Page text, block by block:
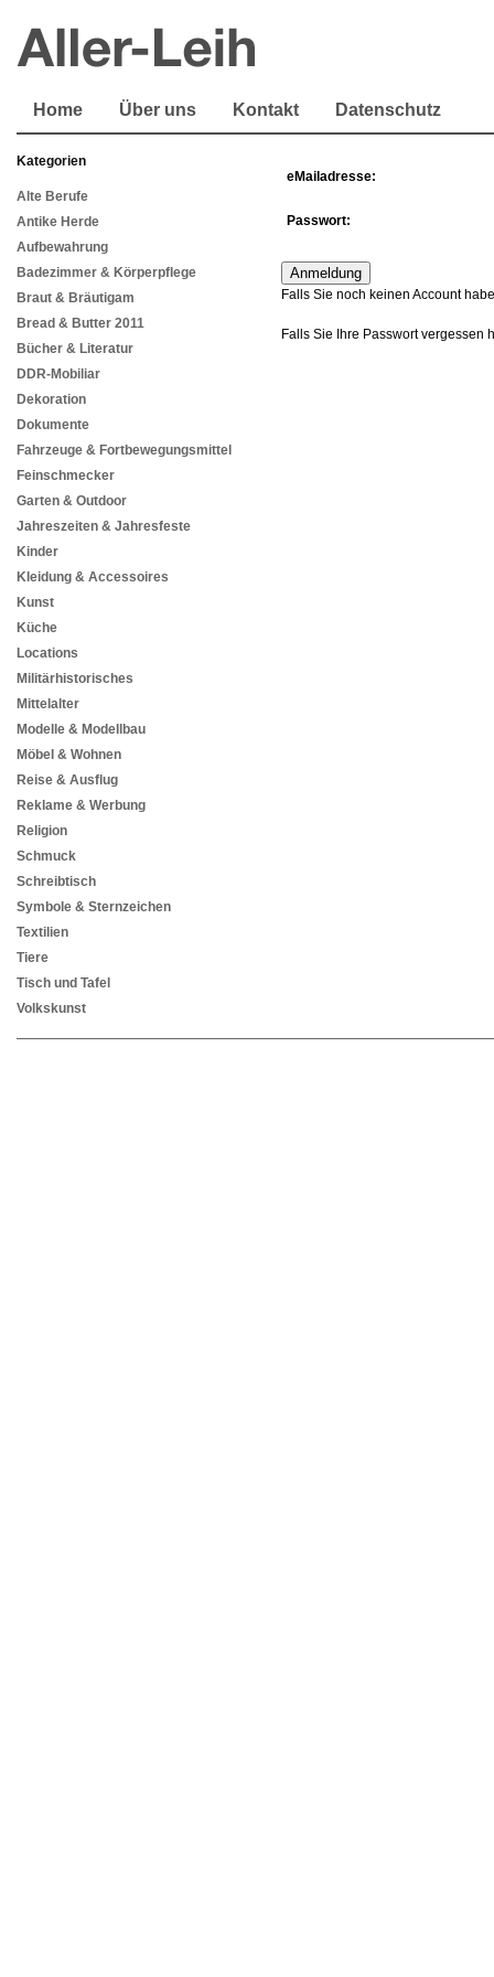
Home Über uns Kontakt Datenschutz
Kategorien
Alte Berufe
Antike Herde
Aufbewahrung
Badezimmer & Körperpflege
Braut & Bräutigam
Bread & Butter 2011
Bücher & Literatur
DDR-Mobiliar
Dekoration
Dokumente
Fahrzeuge & Fortbewegungsmittel
Feinschmecker
Garten & Outdoor
Jahreszeiten & Jahresfeste
Kinder
Kleidung & Accessoires
Kunst
Küche
Locations
Militärhistorisches
Mittelalter
Modelle & Modellbau
Möbel & Wohnen
Reise & Ausflug
Reklame & Werbung
Religion
Schmuck
Schreibtisch
Symbole & Sternzeichen
Textilien
Tiere
Tisch und Tafel
Volkskunst
eMailadresse:
Passwort:
Falls Sie noch keinen Account
Falls Sie Ihre Passwort vergessen